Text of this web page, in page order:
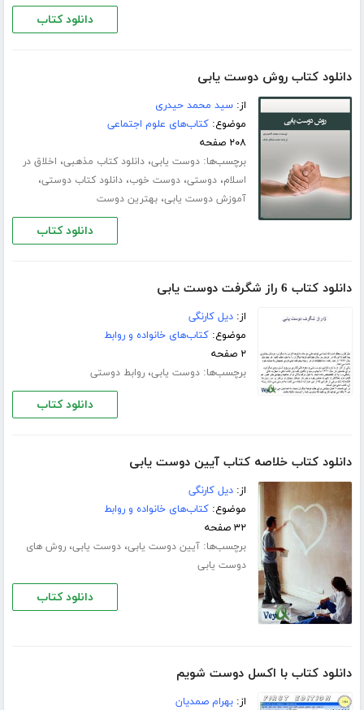
دانلود کتاب
دانلود کتاب روش دوست یابی
از:سید محمد حیدری
موضوع:کتاب‌های علوم اجتماعی
۲۰۸ صفحه
برچسب‌ها:دوست یابی،دانلود کتاب مذهبی، اخلاق در
اسلام،دوستی،دوست خوب،دانلود کتاب دوستی،
آموزش دوست یابی،بهترین دوست
دانلود کتاب
دانلود کتاب 6 راز شگرفت دوست یابی
از:دیل کارنگی
موضوع:کتاب‌های خانواده و روابط
۲ صفحه
برچسب‌ها:دوست یابی،روابط دوستی
دانلود کتاب
دانلود کتاب خلاصه کتاب آیین دوست یابی
از:دیل کارنگی
موضوع:کتاب‌های خانواده و روابط
۳۲ صفحه
برچسب‌ها:آیین دوست یابی،دوست یابی،روش های
دوست یابی
دانلود کتاب
دانلود کتاب با اکسل دوست شویم
از:بهرام صمدیان